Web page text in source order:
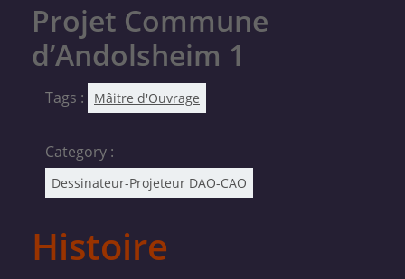
Projet Commune
d’Andolsheim 1
Tags : Mâitre d'Ouvrage
Category :
Dessinateur-Projeteur DAO-CAO
Histoire